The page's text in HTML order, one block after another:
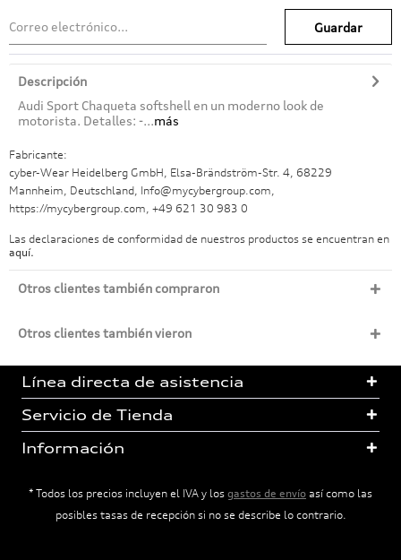
Guardar
Descripción
Audi Sport Chaqueta softshell en un moderno look de
motorista. Detalles: -...más
Fabricante:
cyber-Wear Heidelberg GmbH, Elsa-Brändström-Str. 4, 68229
Mannheim, Deutschland, Info@mycybergroup.com,
https://mycybergroup.com, +49 621 30 983 0
Las declaraciones de conformidad de nuestros productos se encuentran en
aquí.
Otros clientes también compraron
Otros clientes también vieron
Línea directa de asistencia
Servicio de Tienda
Información
* Todos los precios incluyen el IVA y los gastos de envío así como las
posibles tasas de recepción si no se describe lo contrario.